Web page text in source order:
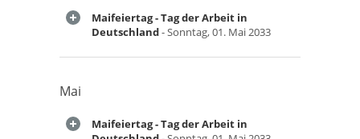
Maifeiertag - Tag der Arbeit in
Deutschland- Sonntag, 01. Mai 2033
Mai
Maifeiertag - Tag der Arbeit in